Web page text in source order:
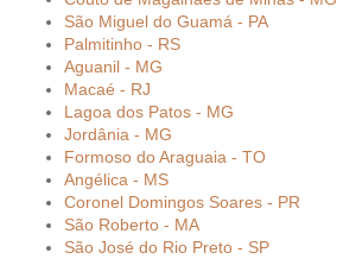
São Miguel do Guamá - PA
Palmitinho - RS
Aguanil - MG
Macaé - RJ
Lagoa dos Patos - MG
Jordânia - MG
Formoso do Araguaia - TO
Angélica - MS
Coronel Domingos Soares - PR
São Roberto - MA
São José do Rio Preto - SP